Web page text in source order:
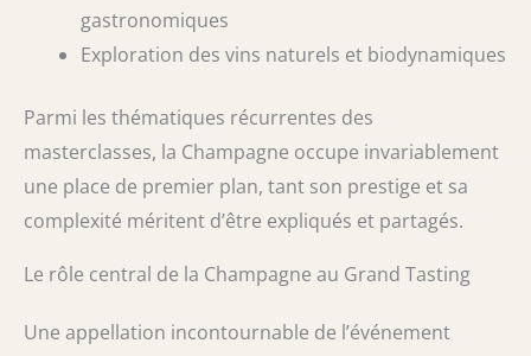
gastronomiques
Exploration des vins naturels et biodynamiques
Parmi les thématiques récurrentes des
masterclasses, la Champagne occupe invariablement
une place de premier plan, tant son prestige et sa
complexité méritent d’être expliqués et partagés.
Le rôle central de la Champagne au Grand Tasting
Une appellation incontournable de l’événement